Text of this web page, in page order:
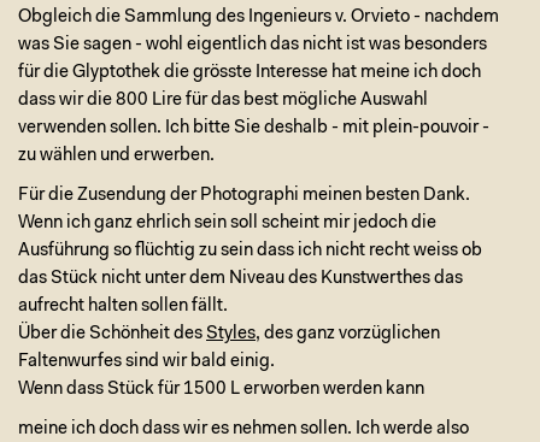
Obgleich die Sammlung des Ingenieurs v. Orvieto - nachdem
was Sie sagen - wohl eigentlich das nicht ist was besonders
für die Glyptothek die grösste Interesse hat meine ich doch
dass wir die 800 Lire für das best mögliche Auswahl
verwenden sollen. Ich bitte Sie deshalb - mit plein-pouvoir -
zu wählen und erwerben.
Für die Zusendung der Photographi meinen besten Dank.
Wenn ich ganz ehrlich sein soll scheint mir jedoch die
Ausführung so flüchtig zu sein dass ich nicht recht weiss ob
das Stück nicht unter dem Niveau des Kunstwerthes das
aufrecht halten sollen fällt.
Über die Schönheit des Styles, des ganz vorzüglichen
Faltenwurfes sind wir bald einig.
Wenn dass Stück für 1500 L erworben werden kann
meine ich doch dass wir es nehmen sollen. Ich werde also